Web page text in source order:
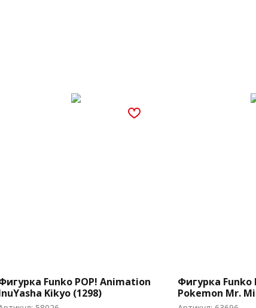
Funko POP! Animation
Kikyo (1298)
Фигурка Funko
Pokemon Mr.